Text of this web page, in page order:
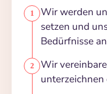
Wir werden
setzen und
Bedürfnisse
Wir
unterzeichnen